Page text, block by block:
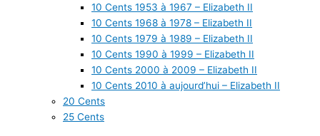
10 Cents 1953 à 1967 – Elizabeth II
10 Cents 1968 à 1978 – Elizabeth II
10 Cents 1979 à 1989 – Elizabeth II
10 Cents 1990 à 1999 – Elizabeth II
10 Cents 2000 à 2009 – Elizabeth II
10 Cents 2010 à aujourd’hui – Elizabeth II
20 Cents
25 Cents